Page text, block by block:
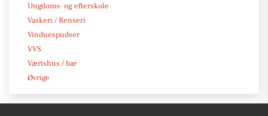
Ungdoms- og efterskole
Vaskeri / Renseri
Vinduespudser
VVS
Værtshus / bar
Øvrige